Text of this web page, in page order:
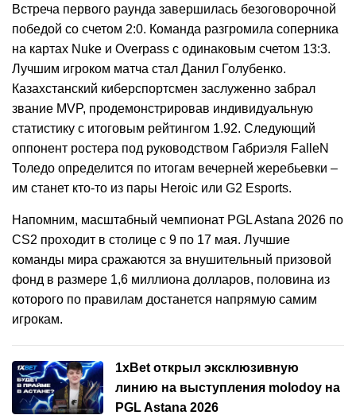
Встреча первого раунда завершилась безоговорочной
победой со счетом 2:0. Команда разгромила соперника
на картах Nuke и Overpass с одинаковым счетом 13:3.
Лучшим игроком матча стал Данил Голубенко.
Казахстанский киберспортсмен заслуженно забрал
звание MVP, продемонстрировав индивидуальную
статистику с итоговым рейтингом 1.92. Следующий
оппонент ростера под руководством Габриэля FalleN
Толедо определится по итогам вечерней жеребьевки –
им станет кто-то из пары Heroic или G2 Esports.
Напомним, масштабный чемпионат PGL Astana 2026 по
CS2 проходит в столице с 9 по 17 мая. Лучшие
команды мира сражаются за внушительный призовой
фонд в размере 1,6 миллиона долларов, половина из
которого по правилам достанется напрямую самим
игрокам.
1xBet открыл эксклюзивную
линию на выступления molodoy на
PGL Astana 2026